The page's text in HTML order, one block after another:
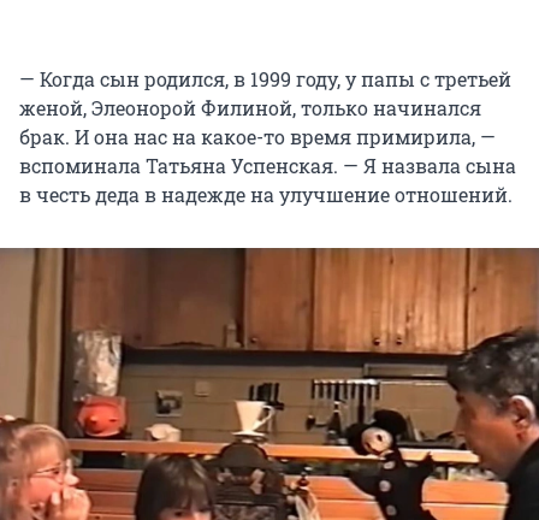
— Когда сын родился, в 1999 году, у папы с третьей
женой, Элеонорой Филиной, только начинался
брак. И она нас на какое-то время примирила, —
вспоминала Татьяна Успенская. — Я назвала сына
в честь деда в надежде на улучшение отношений.